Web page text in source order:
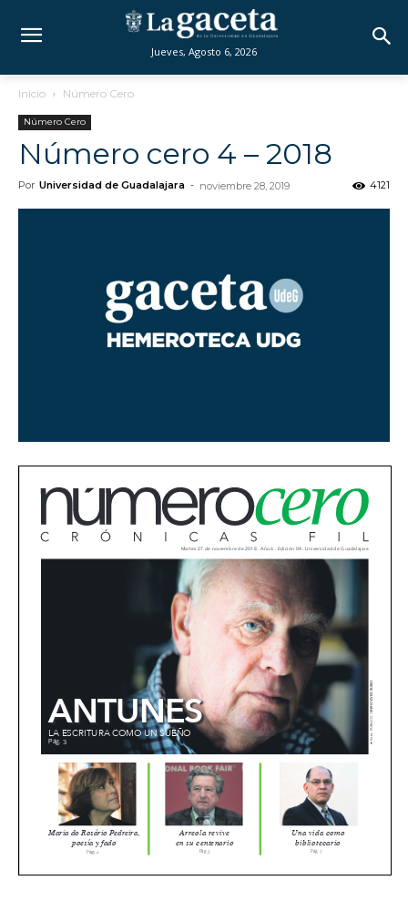
Jueves, Agosto 6, 2026
Inicio Número Cero
Número Cero
Número cero 4 – 2018
Por Universidad de Guadalajara - noviembre 28, 2019 4121